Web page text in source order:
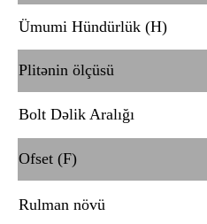
Ümumi Hündürlük (H)
Plitənin ölçüsü
Bolt Dəlik Aralığı
Ofset (F)
Rulman növü